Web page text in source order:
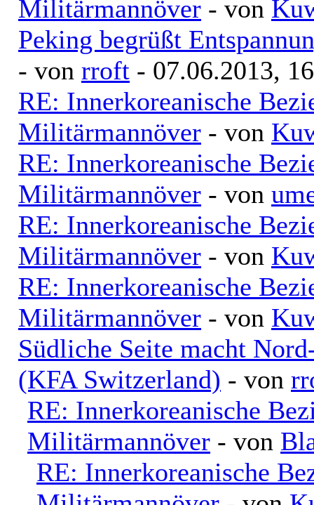
Militärmannöver - von
Peking begrüßt
- von rroft - 07.06.2013,
RE: Innerkoreanische
Militärmannöver - von
RE: Innerkoreanische
Militärmannöver - von
RE: Innerkoreanische
Militärmannöver - von
RE: Innerkoreanische
Militärmannöver - von
Südliche Seite macht
(KFA Switzerland) - von
RE: Innerkoreanische
Militärmannöver - von
RE: Innerkoreanische